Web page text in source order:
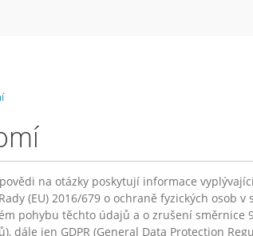
na otázky poskytují informace
(EU) 2016/679 o ochraně fyzických osob
pohybu těchto údajů a o zrušení směrnice
dále jen GDPR (General Data Protection